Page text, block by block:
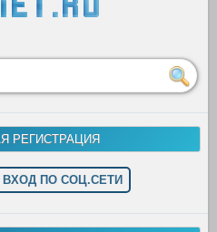
РЕГИСТРАЦИЯ
ВХОД ПО СОЦ.СЕТИ